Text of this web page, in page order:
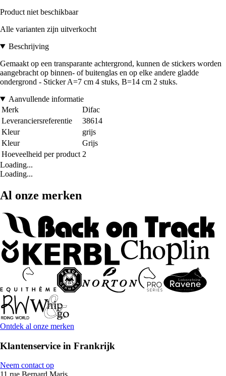
Product niet beschikbaar
Alle varianten zijn uitverkocht
Beschrijving
Gemaakt op een transparante achtergrond, kunnen de stickers worden
aangebracht op binnen- of buitenglas en op elke andere gladde
ondergrond - Sticker A=7 cm 4 stuks, B=14 cm 2 stuks.
Aanvullende informatie
Merk
Difac
Leveranciersreferentie
38614
Kleur
grijs
Kleur
Grijs
Hoeveelheid per product 2
Loading...
Loading...
Al onze merken
Ontdek al onze merken
Klantenservice in Frankrijk
Neem contact op